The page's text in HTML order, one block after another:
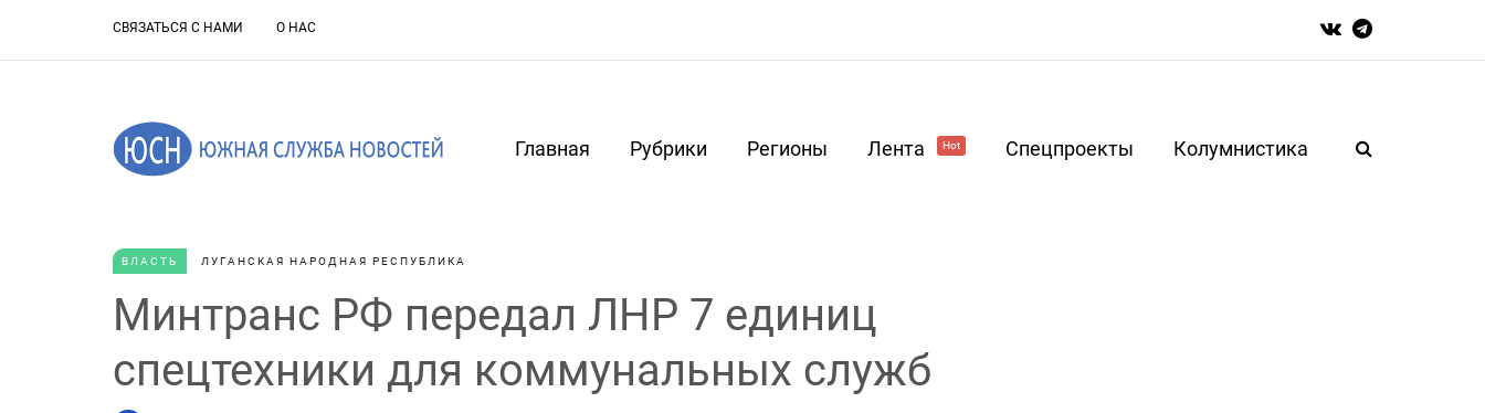
СВЯЗАТЬСЯ С НАМИ О НАС
Главная Рубрики Регионы Лента Hot Спецпроекты Колумнистика
ВЛАСТЬ ЛУГАНСКАЯ НАРОДНАЯ РЕСПУБЛИКА
Минтранс РФ передал ЛНР 7 единиц
спецтехники для коммунальных служб